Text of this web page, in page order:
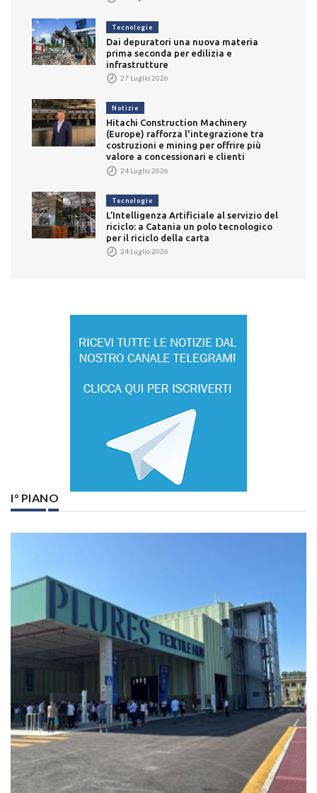
Tecnologie
Dai depuratori una nuova materia
prima seconda per edilizia e
infrastrutture
27 Luglio 2026
Notizie
Hitachi Construction Machinery
(Europe) rafforza l'integrazione tra
costruzioni e mining per offrire più
valore a concessionari e clienti
24 Luglio 2026
Tecnologie
L’Intelligenza Artificiale al servizio del
riciclo: a Catania un polo tecnologico
per il riciclo della carta
24 Luglio 2026
I° PIANO